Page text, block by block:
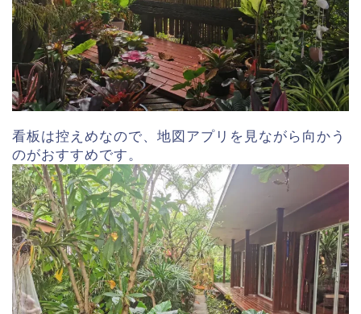
看板は控えめなので、地図アプリを見ながら向かう
のがおすすめです。